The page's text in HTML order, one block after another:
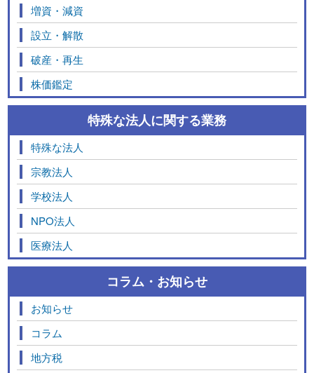
増資・減資
設立・解散
破産・再生
株価鑑定
特殊な法人に関する業務
特殊な法人
宗教法人
学校法人
NPO法人
医療法人
コラム・お知らせ
お知らせ
コラム
地方税